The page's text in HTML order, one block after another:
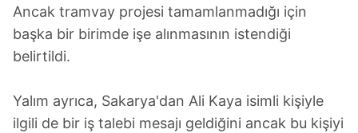
Ancak tramvay projesi tamamlanmadığı için
başka bir birimde işe alınmasının istendiği
belirtildi.
Yalım ayrıca, Sakarya'dan Ali Kaya isimli kişiyle
ilgili de bir iş talebi mesajı geldiğini ancak bu kişiyi